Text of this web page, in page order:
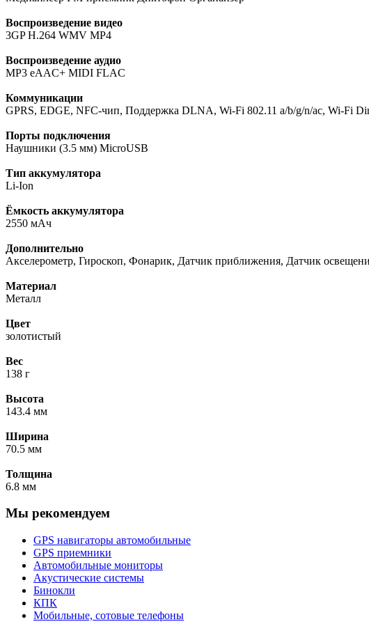
Воспроизведение видео
3GP H.264 WMV MP4
Воспроизведение аудио
MP3 eAAC+ MIDI FLAC
Коммуникации
GPRS, EDGE, NFC-чип, Поддержка DLNA, Wi-Fi 802.11 a/b/g/n/ac, Wi-Fi
Порты подключения
Наушники (3.5 мм) MicroUSB
Тип аккумулятора
Li-Ion
Ёмкость аккумулятора
2550 мАч
Дополнительно
Акселерометр, Гироскоп, Фонарик, Датчик приближения, Датчик
Материал
Металл
Цвет
золотистый
Вес
138 г
Высота
143.4 мм
Ширина
70.5 мм
Толщина
6.8 мм
Мы рекомендуем
GPS навигаторы автомобильные
GPS приемники
Автомобильные мониторы
Акустические системы
Бинокли
КПК
Мобильные, сотовые телефоны